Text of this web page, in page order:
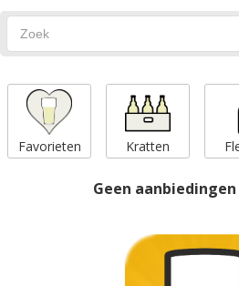
Favorieten Kratten
Geen